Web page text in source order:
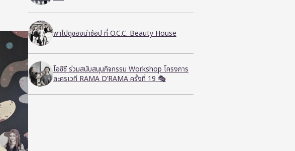
พาไปดูของน่าช้อป ที่ O.C.C. Beauty House
โอซีซี ร่วมสนับสนุนกิจกรรม Workshop โครงการ
ละครเวที RAMA D’RAMA ครั้งที่ 19 🎭